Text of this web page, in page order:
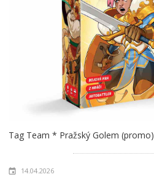
Tag Team * Pražský Golem (promo)
14.04.2026